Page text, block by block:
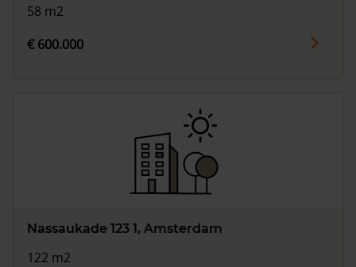
58 m2
€ 600.000
Nassaukade 123 1, Amsterdam
122 m2